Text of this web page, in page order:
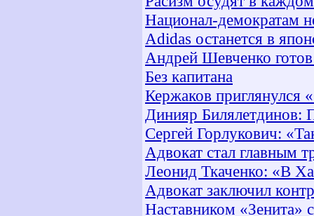
Национал-демократам
Adidas останется в
Андрей Шевченко
Без капитана
Кержаков приглянулся
Динияр Билялетдинов:
Сергей Горлукович:
Адвокат стал главным
Леонид Ткаченко: «В
Адвокат заключил
Наставником «Зенита»